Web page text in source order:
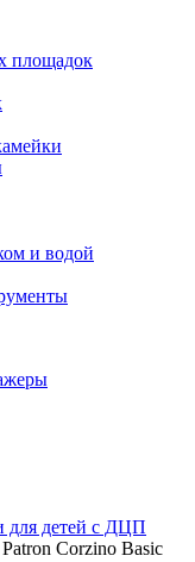
площадок
и водой
для детей с ДЦП
Corzino Basic